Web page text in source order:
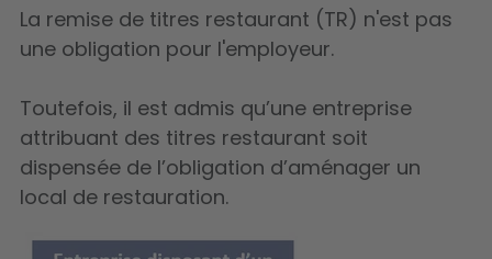
La remise de titres restaurant (TR) n'est pas
une obligation pour l'employeur.
Toutefois, il est admis qu’une entreprise
attribuant des titres restaurant soit
dispensée de l’obligation d’aménager un
local de restauration.